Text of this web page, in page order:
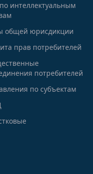
интеллектуальным
общей юрисдикции
прав потребителей
потребителей
по субъектам